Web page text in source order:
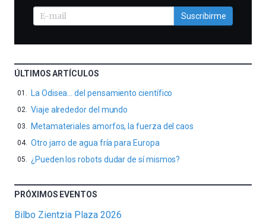
Suscribirme
ÚLTIMOS ARTÍCULOS
La Odisea… del pensamiento científico
Viaje alrededor del mundo
Metamateriales amorfos, la fuerza del caos
Otro jarro de agua fría para Europa
¿Pueden los robots dudar de sí mismos?
PRÓXIMOS EVENTOS
Bilbo Zientzia Plaza 2026